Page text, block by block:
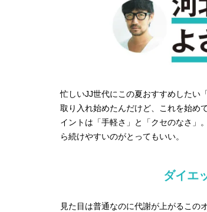
忙しいJJ世代にこの夏おすすめしたい
取り入れ始めたんだけど、これを始め
イントは「手軽さ」と「クセのなさ」
ら続けやすいのがとってもいい。
ダイエ
見た目は普通なのに代謝が上がるこの